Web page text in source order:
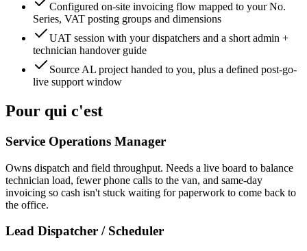
Configured on-site invoicing flow mapped to your No.
Series, VAT posting groups and dimensions
UAT session with your dispatchers and a short admin +
technician handover guide
Source AL project handed to you, plus a defined post-go-
live support window
Pour qui c'est
Service Operations Manager
Owns dispatch and field throughput. Needs a live board to balance
technician load, fewer phone calls to the van, and same-day
invoicing so cash isn't stuck waiting for paperwork to come back to
the office.
Lead Dispatcher / Scheduler